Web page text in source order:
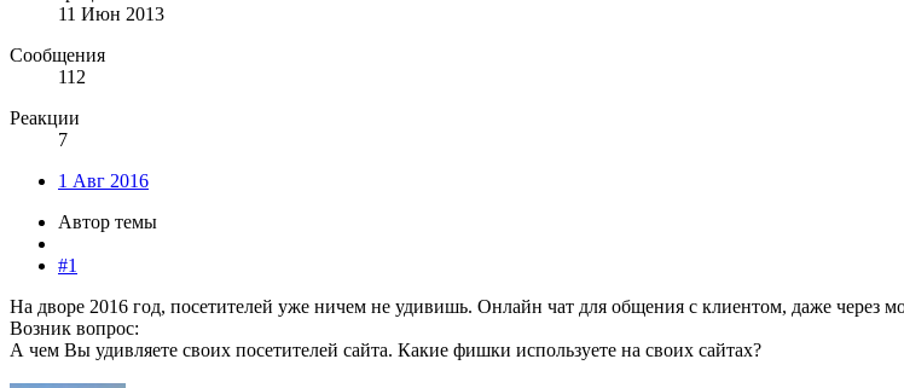
11 Июн 2013
Сообщения
112
Реакции
7
1 Авг 2016
Автор темы
#1
На дворе 2016 год, посетителей уже ничем не удивишь. Онлайн чат для общения с клиентом, даже через
Возник вопрос:
А чем Вы удивляете своих посетителей сайта. Какие фишки используете на своих сайтах?